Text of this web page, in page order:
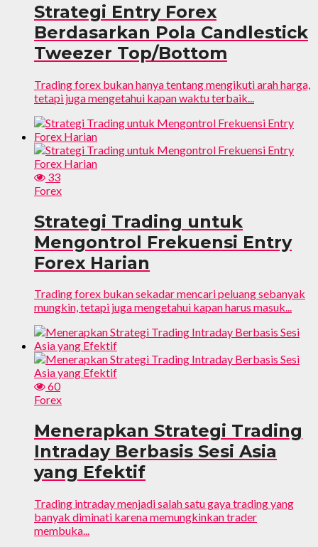
Strategi Entry Forex
Berdasarkan Pola Candlestick
Tweezer Top/Bottom
Trading forex bukan hanya tentang mengikuti arah harga,
tetapi juga mengetahui kapan waktu terbaik...
33
Forex
Strategi Trading untuk
Mengontrol Frekuensi Entry
Forex Harian
Trading forex bukan sekadar mencari peluang sebanyak
mungkin, tetapi juga mengetahui kapan harus masuk...
60
Forex
Menerapkan Strategi Trading
Intraday Berbasis Sesi Asia
yang Efektif
Trading intraday menjadi salah satu gaya trading yang
banyak diminati karena memungkinkan trader
membuka...